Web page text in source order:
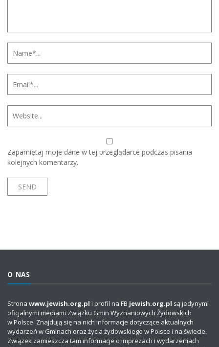
Zapamiętaj moje dane w tej przeglądarce podczas pisania
kolejnych komentarzy.
O NAS
Strona www.jewish.org.pl i profil na FB jewish.org.pl są jedynymi
oficjalnymi mediami Związku Gmin Wyznaniowych Żydowskich
w Polsce. Znajdują się na nich informacje dotyczące aktualnych
wydarzeń w Gminach oraz życia żydowskiego w Polsce i na świecie.
Związek zamieszcza tam informacje o imprezach i wydarzeniach